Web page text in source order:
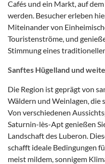
Cafés und ein Markt, auf
werden. Besucher erleben
Miteinander von
Touristenströme, und
Stimmung eines
Sanftes Hügelland und
Die Region ist geprägt von
Wäldern und Weinlagen, die
Von verschiedenen
Saturnin-lès-Apt genießen
Landschaft des Luberon.
schafft ideale Bedingungen
meist mildem, sonnigem